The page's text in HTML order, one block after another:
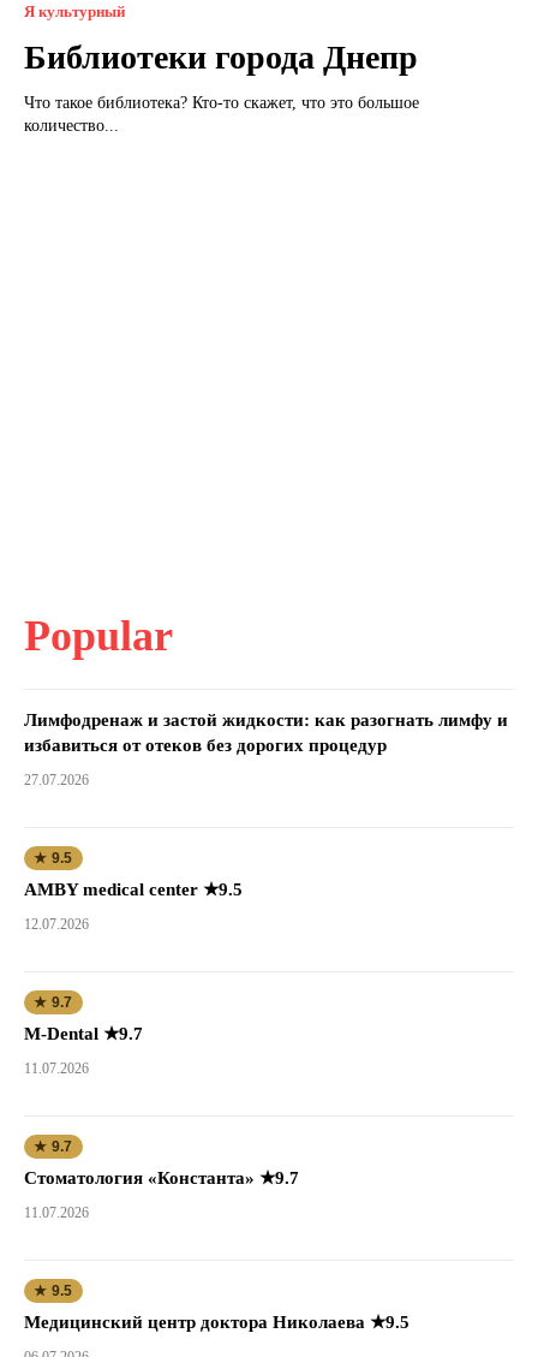
Я культурный
Библиотеки города Днепр
Что такое библиотека? Кто-то скажет, что это большое
количество...
Popular
Лимфодренаж и застой жидкости: как разогнать лимфу и
избавиться от отеков без дорогих процедур
27.07.2026
★ 9.5
AMBY medical center ★9.5
12.07.2026
★ 9.7
M-Dental ★9.7
11.07.2026
★ 9.7
Стоматология «Константа» ★9.7
11.07.2026
★ 9.5
Медицинский центр доктора Николаева ★9.5